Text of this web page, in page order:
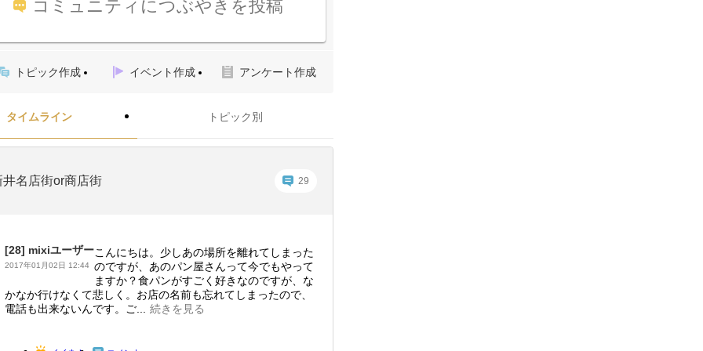
コミュニティにつぶやきを投稿
トピック作成 イベント作成 アンケート作成
タイムライン トピック別
井名店街or商店街 29
[28] mixiユーザー
2017年01月02日 12:44
こんにちは。少しあの場所を離れてしまった
のですが、あのパン屋さんって今でもやって
ますか？食パンがすごく好きなのですが、な
かなか行けなくて悲しく。お店の名前も忘れてしまったので、
電話も出来ないんです。ご...
続きを見る